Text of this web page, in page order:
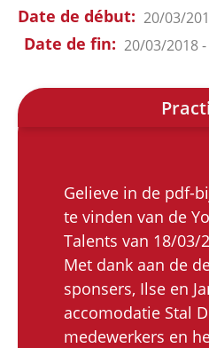
Date de début 20/03/
Date de fin 20/03/2018
Gelieve in de pdf-
te vinden van de
Talents van 18/03/
Met dank aan de
sponsers, Ilse en
accomodatie Stal
medewerkers en